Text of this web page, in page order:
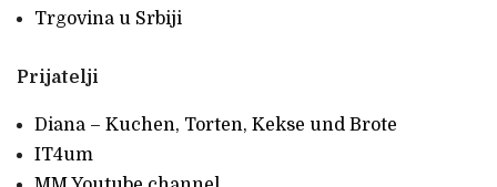
Trgovina u Srbiji
Prijatelji
Diana – Kuchen, Torten, Kekse und Brote
IT4um